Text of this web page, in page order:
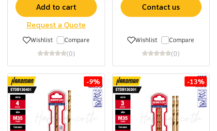
Add to cart
Request a Quote
Wishlist Compare
(0)
Contact us
Wishlist Compare
(0)
-9% -13%